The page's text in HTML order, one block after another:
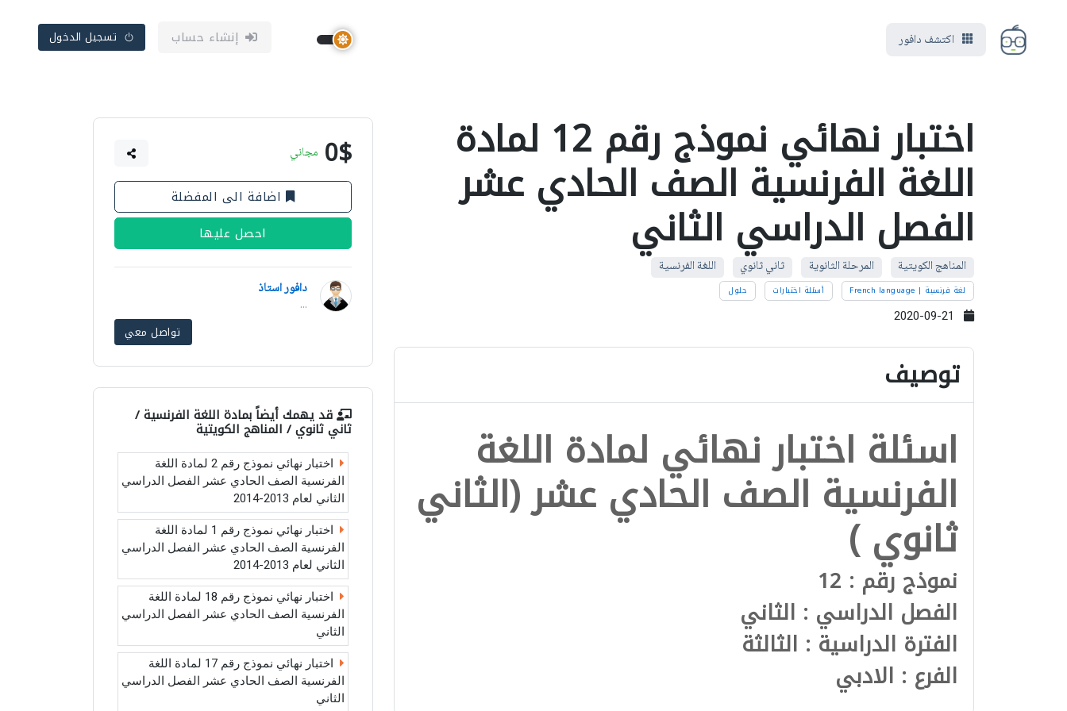
اكتشف دافور إنشاء حساب تسجيل الدخول
اختبار نهائي نموذج رقم 12 لمادة
اللغة الفرنسية الصف الحادي عشر
الفصل الدراسي الثاني
المناهج الكويتية المرحلة الثانوية ثاني ثانوي اللغة الفرنسية
لغة فرنسية | French language أسئلة اختبارات حلول
توصيف
اسئلة اختبار نهائي لمادة اللغة
الفرنسية الصف الحادي عشر (الثاني
ثانوي )
نموذج رقم : 12
الفصل الدراسي : الثاني
الفترة الدراسية : الثالثة
الفرع : الادبي
0$ مجاني
اضافة الى المفضلة
احصل عليها
دافور استاذ
...
تواصل معي
قد يهمك أيضاً بمادة اللغة الفرنسية /
ثاني ثانوي / المناهج الكويتية
اختبار نهائي نموذج رقم 2 لمادة اللغة
الفرنسية الصف الحادي عشر الفصل الدراسي
الثاني لعام 2013-2014
اختبار نهائي نموذج رقم 1 لمادة اللغة
الفرنسية الصف الحادي عشر الفصل الدراسي
الثاني لعام 2013-2014
اختبار نهائي نموذج رقم 18 لمادة اللغة
الفرنسية الصف الحادي عشر الفصل الدراسي
الثاني
اختبار نهائي نموذج رقم 17 لمادة اللغة
الفرنسية الصف الحادي عشر الفصل الدراسي
الثاني